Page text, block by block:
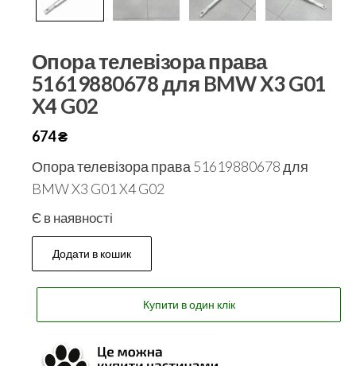
Опора телевізора права
51619880678 для BMW X3 G01
X4 G02
674₴
Опора телевізора права 51619880678 для
BMW X3 G01 X4 G02
Є в наявності
Додати в кошик
Купити в один клік